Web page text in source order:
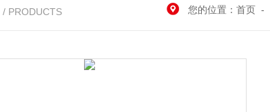
/ PRODUCTS 您的位置：首页 -